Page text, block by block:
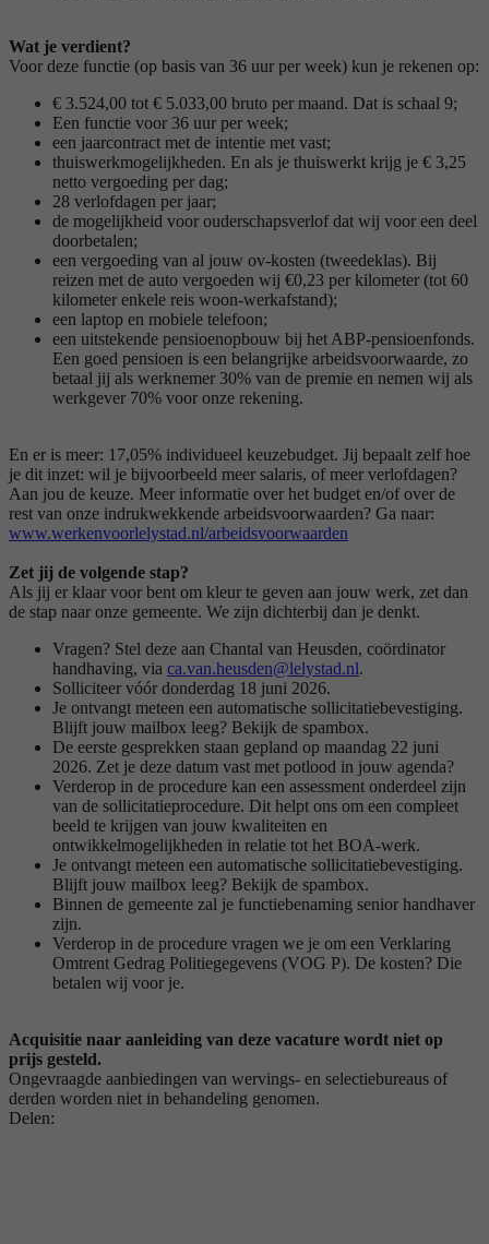
Wat je verdient?
Voor deze functie (op basis van 36 uur per week) kun je rekenen op:
€ 3.524,00 tot € 5.033,00 bruto per maand. Dat is schaal 9;
Een functie voor 36 uur per week;
een jaarcontract met de intentie met vast;
thuiswerkmogelijkheden. En als je thuiswerkt krijg je € 3,25
netto vergoeding per dag;
28 verlofdagen per jaar;
de mogelijkheid voor ouderschapsverlof dat wij voor een deel
doorbetalen;
een vergoeding van al jouw ov-kosten (tweedeklas). Bij
reizen met de auto vergoeden wij €0,23 per kilometer (tot 60
kilometer enkele reis woon-werkafstand);
een laptop en mobiele telefoon;
een uitstekende pensioenopbouw bij het ABP-pensioenfonds.
Een goed pensioen is een belangrijke arbeidsvoorwaarde, zo
betaal jij als werknemer 30% van de premie en nemen wij als
werkgever 70% voor onze rekening.
En er is meer: 17,05% individueel keuzebudget. Jij bepaalt zelf hoe
je dit inzet: wil je bijvoorbeeld meer salaris, of meer verlofdagen?
Aan jou de keuze. Meer informatie over het budget en/of over de
rest van onze indrukwekkende arbeidsvoorwaarden? Ga naar:
www.werkenvoorlelystad.nl/arbeidsvoorwaarden
Zet jij de volgende stap?
Als jij er klaar voor bent om kleur te geven aan jouw werk, zet dan
de stap naar onze gemeente. We zijn dichterbij dan je denkt.
Vragen? Stel deze aan Chantal van Heusden, coördinator
handhaving, via ca.van.heusden@lelystad.nl.
Solliciteer vóór donderdag 18 juni 2026.
Je ontvangt meteen een automatische sollicitatiebevestiging.
Blijft jouw mailbox leeg? Bekijk de spambox.
De eerste gesprekken staan gepland op maandag 22 juni
2026. Zet je deze datum vast met potlood in jouw agenda?
Verderop in de procedure kan een assessment onderdeel zijn
van de sollicitatieprocedure. Dit helpt ons om een compleet
beeld te krijgen van jouw kwaliteiten en
ontwikkelmogelijkheden in relatie tot het BOA-werk.
Je ontvangt meteen een automatische sollicitatiebevestiging.
Blijft jouw mailbox leeg? Bekijk de spambox.
Binnen de gemeente zal je functiebenaming senior handhaver
zijn.
Verderop in de procedure vragen we je om een Verklaring
Omtrent Gedrag Politiegegevens (VOG P). De kosten? Die
betalen wij voor je.
Acquisitie naar aanleiding van deze vacature wordt niet op
prijs gesteld.
Ongevraagde aanbiedingen van wervings- en selectiebureaus of
derden worden niet in behandeling genomen.
Delen: